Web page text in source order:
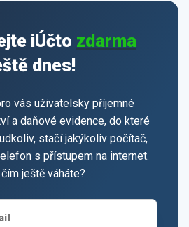
iÚčto zdarma
dnes!
vás uživatelsky příjemné
a daňové evidence, do které
stačí jakýkoliv počítač,
s přístupem na internet.
čím ještě váháte?